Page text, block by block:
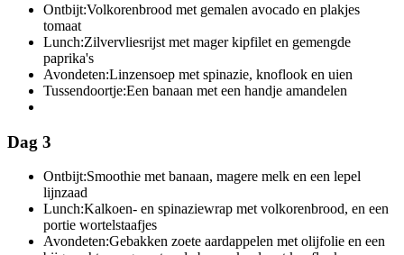
Ontbijt:Volkorenbrood met gemalen avocado en plakjes
tomaat
Lunch:Zilvervliesrijst met mager kipfilet en gemengde
paprika's
Avondeten:Linzensoep met spinazie, knoflook en uien
Tussendoortje:Een banaan met een handje amandelen
Dag 3
Ontbijt:Smoothie met banaan, magere melk en een lepel
lijnzaad
Lunch:Kalkoen- en spinaziewrap met volkorenbrood, en een
portie wortelstaafjes
Avondeten:Gebakken zoete aardappelen met olijfolie en een